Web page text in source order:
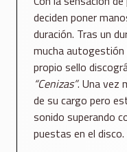
deciden poner
duración. Tras un
mucha autogestión
propio sello
“Cenizas”. Una vez
de su cargo pero
sonido superando
puestas en el disco.